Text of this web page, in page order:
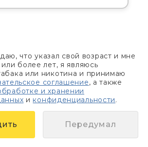
что указал свой возраст и мне
более лет, я являюсь
или никотина и принимаю
соглашение, а также
и хранении
и конфиденциальности.
Передумал